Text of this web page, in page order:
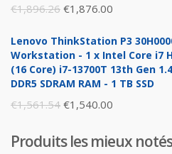
€1,896.26 Original
was:
€1,896.26.
€1,876.00
is:
€1,876.00.
Lenovo ThinkStation P3
Workstation - 1 x Intel Core i7
(16 Core) i7-13700T 13th Gen
DDR5 SDRAM RAM - 1 TB SSD
€1,561.54 Original
was:
€1,540.00
is:
Produits les mieux notés